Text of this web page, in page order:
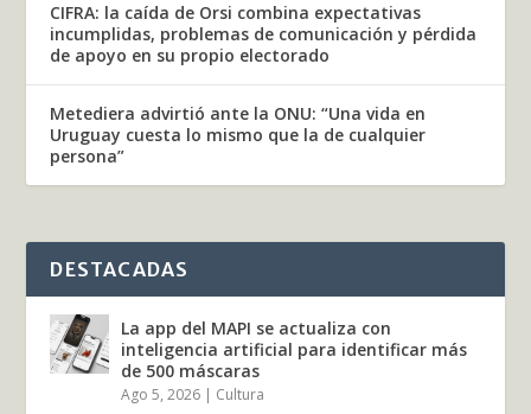
CIFRA: la caída de Orsi combina expectativas
incumplidas, problemas de comunicación y pérdida
de apoyo en su propio electorado
Metediera advirtió ante la ONU: “Una vida en
Uruguay cuesta lo mismo que la de cualquier
persona”
DESTACADAS
La app del MAPI se actualiza con
inteligencia artificial para identificar más
de 500 máscaras
Ago 5, 2026 | Cultura